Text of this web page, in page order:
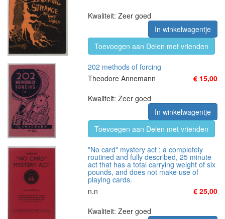
Kwaliteit: Zeer goed
In winkelwagentje
Toevoegen aan Delen met vrienden
202 methods of forcing
Theodore Annemann
€ 15,00
Kwaliteit: Zeer goed
In winkelwagentje
Toevoegen aan Delen met vrienden
"No card" mystery act : a completely
routined and fully described, 25 minute
act that has a total carrying weight of six
pounds, and does not make use of
playing cards.
n.n
€ 25,00
Kwaliteit: Zeer goed